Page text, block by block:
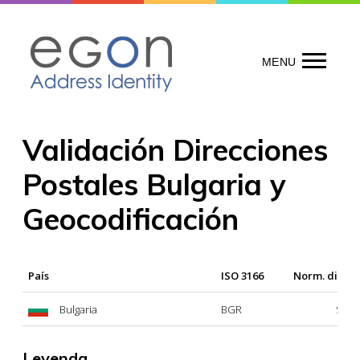
content
MENU
Validación Direcciones
Postales Bulgaria y
Geocodificación
País ISO 3166 Norm.
Bulgaria BGR Sí